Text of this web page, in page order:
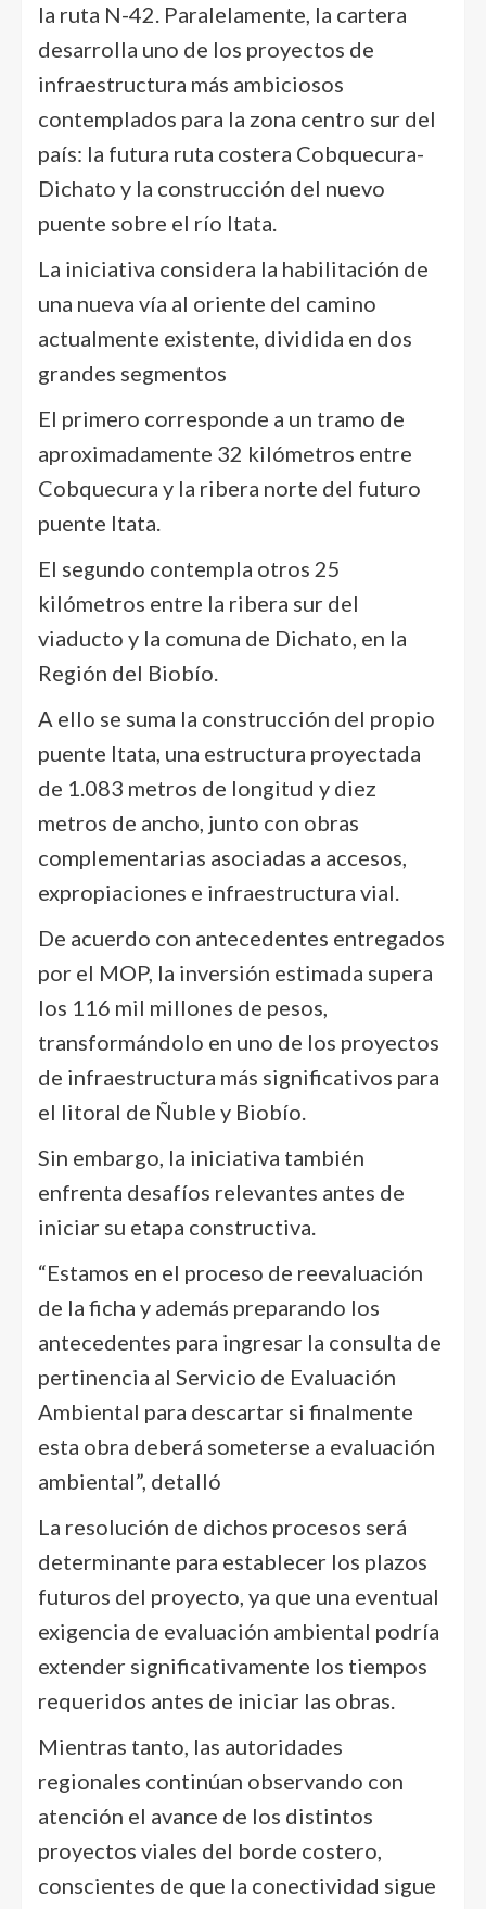
la ruta N-42. Paralelamente, la cartera
desarrolla uno de los proyectos de
infraestructura más ambiciosos
contemplados para la zona centro sur del
país: la futura ruta costera Cobquecura-
Dichato y la construcción del nuevo
puente sobre el río Itata.
La iniciativa considera la habilitación de
una nueva vía al oriente del camino
actualmente existente, dividida en dos
grandes segmentos
El primero corresponde a un tramo de
aproximadamente 32 kilómetros entre
Cobquecura y la ribera norte del futuro
puente Itata.
El segundo contempla otros 25
kilómetros entre la ribera sur del
viaducto y la comuna de Dichato, en la
Región del Biobío.
A ello se suma la construcción del propio
puente Itata, una estructura proyectada
de 1.083 metros de longitud y diez
metros de ancho, junto con obras
complementarias asociadas a accesos,
expropiaciones e infraestructura vial.
De acuerdo con antecedentes entregados
por el MOP, la inversión estimada supera
los 116 mil millones de pesos,
transformándolo en uno de los proyectos
de infraestructura más significativos para
el litoral de Ñuble y Biobío.
Sin embargo, la iniciativa también
enfrenta desafíos relevantes antes de
iniciar su etapa constructiva.
“Estamos en el proceso de reevaluación
de la ficha y además preparando los
antecedentes para ingresar la consulta de
pertinencia al Servicio de Evaluación
Ambiental para descartar si finalmente
esta obra deberá someterse a evaluación
ambiental”, detalló
La resolución de dichos procesos será
determinante para establecer los plazos
futuros del proyecto, ya que una eventual
exigencia de evaluación ambiental podría
extender significativamente los tiempos
requeridos antes de iniciar las obras.
Mientras tanto, las autoridades
regionales continúan observando con
atención el avance de los distintos
proyectos viales del borde costero,
conscientes de que la conectividad sigue